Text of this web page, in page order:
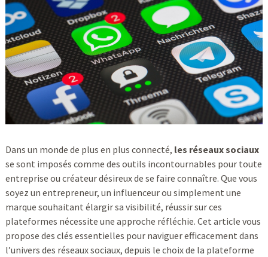
Dans un monde de plus en plus connecté, les réseaux sociaux
se sont imposés comme des outils incontournables pour toute
entreprise ou créateur désireux de se faire connaître. Que vous
soyez un entrepreneur, un influenceur ou simplement une
marque souhaitant élargir sa visibilité, réussir sur ces
plateformes nécessite une approche réfléchie. Cet article vous
propose des clés essentielles pour naviguer efficacement dans
l’univers des réseaux sociaux, depuis le choix de la plateforme